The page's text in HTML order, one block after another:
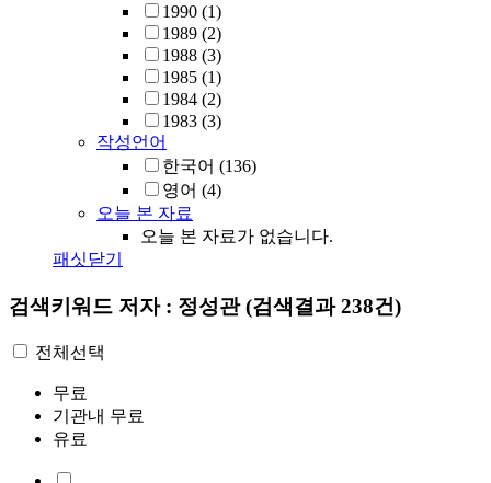
1990 (1)
1989 (2)
1988 (3)
1985 (1)
1984 (2)
1983 (3)
작성언어
한국어 (136)
영어 (4)
오늘 본 자료
오늘 본 자료가 없습니다.
패싯닫기
검색키워드 저자 : 정성관(검색결과 238건)
전체선택
무료
기관내 무료
유료